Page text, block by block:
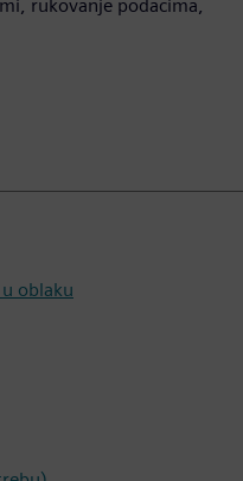
rukovanje podacima,
oblaku